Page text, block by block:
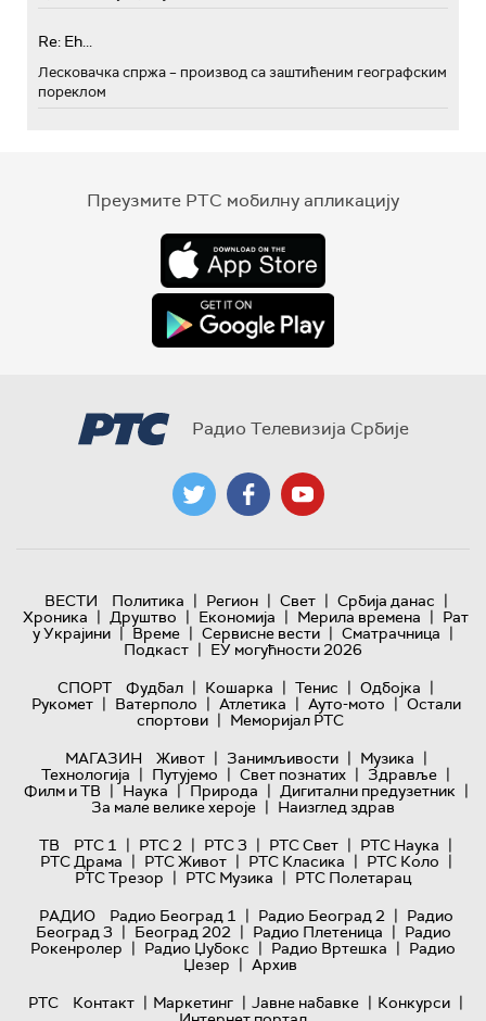
Re: Eh...
Лесковачка спржа – производ са заштићеним географским
пореклом
Преузмите РТС мобилну апликацију
Радио Телевизија Србије
ВЕСТИ Политика | Регион | Свет | Србија данас |
Хроника | Друштво | Економија | Мерила времена | Рат
у Украјини | Време | Сервисне вести | Сматрачница |
Подкаст | ЕУ могућности 2026
СПОРТ
Фудбал | Кошарка | Тенис | Одбојка |
Рукомет | Ватерполо | Атлетика | Ауто-мото | Остали
спортови | Меморијал РТС
МАГАЗИН
Живот | Занимљивости | Музика |
Технологијa | Путујемо | Свет познатих | Здравље |
Филм и ТВ | Наука | Природа | Дигитални предузетник |
За мале велике хероје | Наизглед здрав
ТВ
РТС 1 | РТС 2 | РТС 3 | РТС Свет | РТС Наука |
РТС Драма | РТС Живот | РТС Класика | РТС Коло |
РТС Трезор | РТС Музика | РТС Полетарац
РАДИО
Радио Београд 1 | Радио Београд 2 | Радио
Београд 3 | Београд 202 | Радио Плетеница | Радио
Рокенролер | Радио Џубокс | Радио Вртешка | Радио
Џезер | Архив
РТС
Контакт | Маркетинг | Јавне набавке | Конкурси |